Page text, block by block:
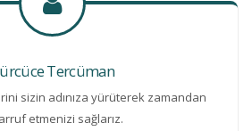
Tercüman
sizin adınıza yürüterek zamandan
etmenizi sağlarız.